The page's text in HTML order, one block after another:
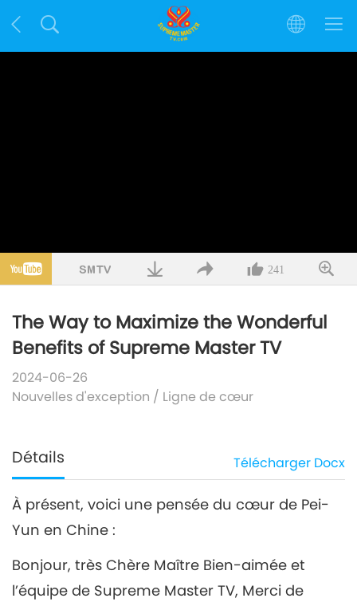
241
The Way to Maximize the Wonderful
Benefits of Supreme Master TV
2024-06-26
Nouvelles d'exception / Ligne de cœur
Détails Télécharger Docx
À présent, voici une pensée du cœur de Pei-
Yun en Chine :
Bonjour, très Chère Maître Bien-aimée et
l’équipe de Supreme Master TV, Merci de